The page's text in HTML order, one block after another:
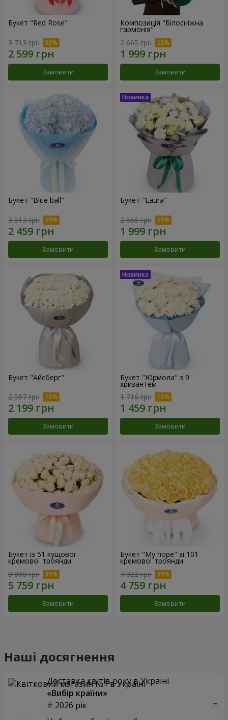
Букет "Red Rose"
3 713 грн
Замовити
Композиція "Білосніжна
гармонія"
2 665 грн
Замовити
Букет "Blue ball"
3 513 грн
Замовити
Букет "Laura"
2 665 грн
Замовити
Букет "Айсберг"
2 587 грн
Замовити
Букет "Юрмола" з 9
хризантем
1 716 грн
Замовити
Букет із 51 кущової
кремової троянди
8 860 грн
Замовити
Букет "My hope" зі 101
кремової троянди
7 322 грн
Замовити
Наші досягнення
Доставка квітів року в Україні
«Вибір країни»
2026 рік